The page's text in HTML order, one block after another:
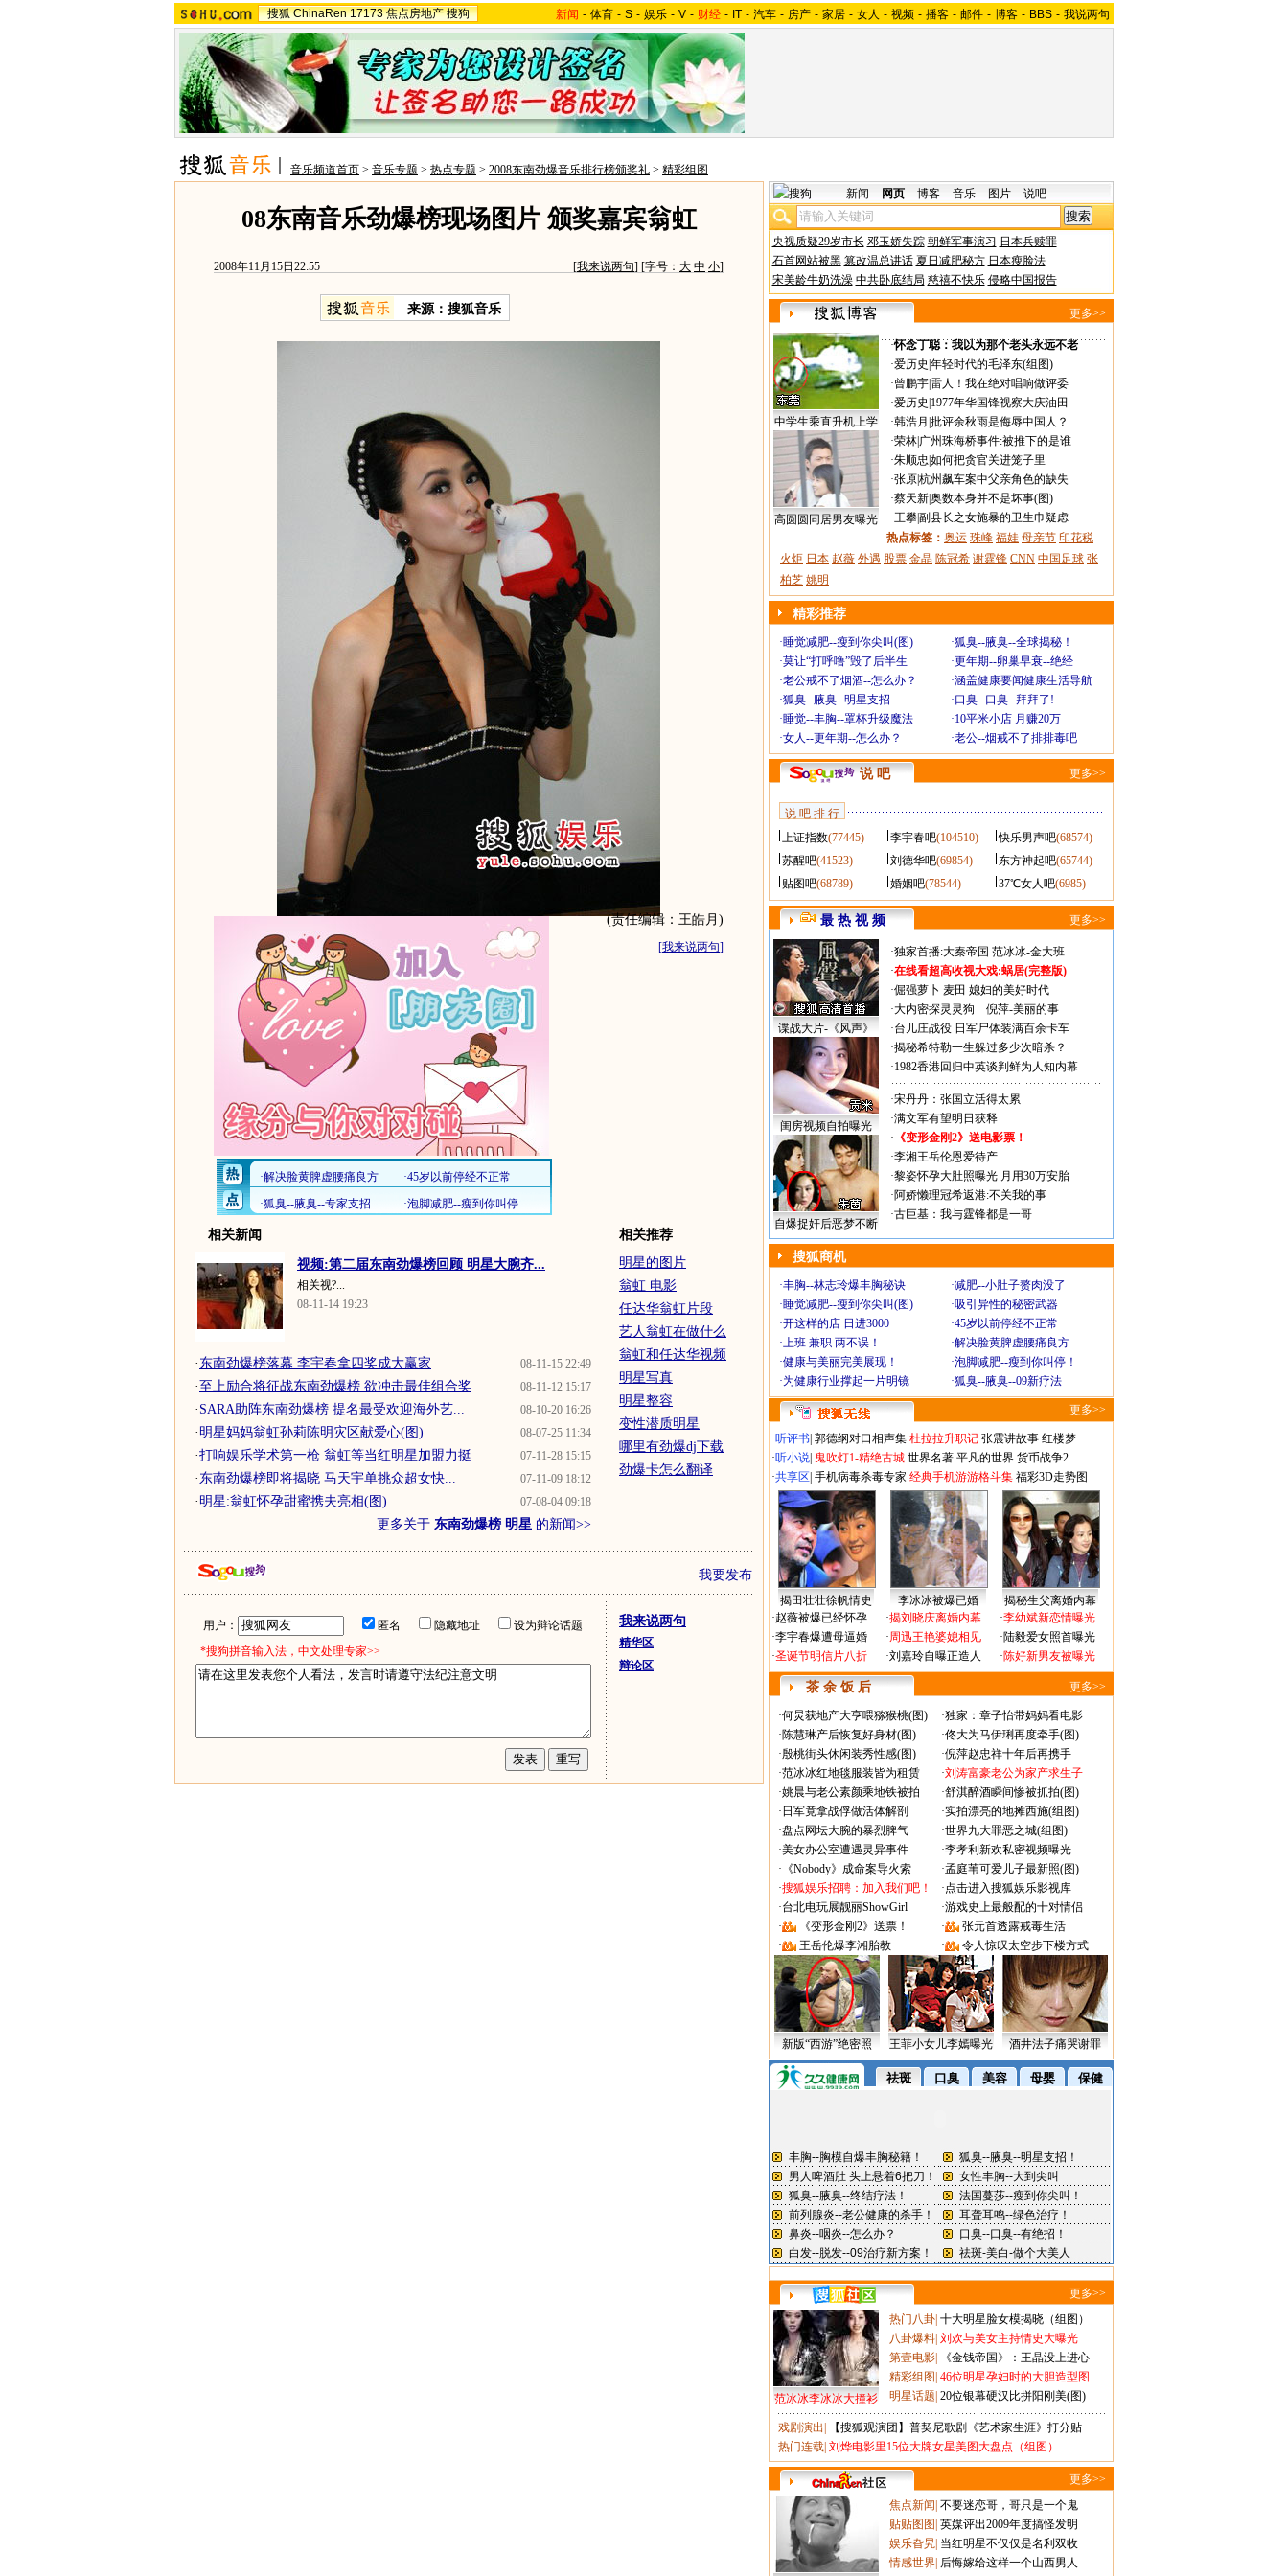
搜狐 ChinaRen 17173 焦点房地产 搜狗 新闻 - 体育 - S - 娱乐 - V - 财经 - IT - 汽车 - 房产 - 家居 - 女人 - 视频 - 播客 - 邮件 - 博客 - BBS - 我说两句
音乐频道首页 > 音乐专题 > 热点专题 > 2008东南劲爆音乐排行榜颁奖礼 > 精彩组图
08东南音乐劲爆榜现场图片 颁奖嘉宾翁虹
2008年11月15日22:55 [我来说两句] [字号： 大 中 小]
来源：搜狐音乐
(责任编辑：王皓月)
[我来说两句]
相关新闻
视频:第二届东南劲爆榜回顾 明星大腕齐...
相关视?...
08-11-14 19:23
08-11-15 22:49
· 东南劲爆榜落幕 李宇春拿四奖成大赢家
08-11-12 15:17
· 至上励合将征战东南劲爆榜 欲冲击最佳组合奖
08-10-20 16:26
· SARA助阵东南劲爆榜 提名最受欢迎海外艺...
08-07-25 11:34
· 明星妈妈翁虹孙莉陈明灾区献爱心(图)
07-11-28 15:15
·打响娱乐学术第一枪 翁虹等当红明星加盟力挺
07-11-09 18:12
· 东南劲爆榜即将揭晓 马天宇单挑众超女快...
07-08-04 09:18
· 明星:翁虹怀孕甜蜜携夫亮相(图)
更多关于 东南劲爆榜 明星 的新闻>>
相关推荐
明星的图片
翁虹 电影
任达华翁虹片段
艺人翁虹在做什么
翁虹和任达华视频
明星写真
明星整容
变性潜质明星
哪里有劲爆dj下载
劲爆卡怎么翻译
我要发布
用户： 匿名 隐藏地址
设为辩论话题
*搜狗拼音输入法，中文处理专家>>
我来说两句
精华区
辩论区
新闻 网页 博客 音乐 图片 说吧
央视质疑29岁市长 邓玉娇失踪 朝鲜军事演习 日本兵赎罪
石首网站被黑 篡改温总讲话 夏日减肥秘方 日本瘦脸法
宋美龄牛奶洗澡 中共卧底结局 慈禧不快乐 侵略中国报告
更多>>
中学生乘直升机上学
高圆圆同居男友曝光
·怀念丁聪：我以为那个老头永远不老
·爱历史 年轻时代的毛泽东(组图)
·曾鹏宇|雷人！我在绝对唱响做评委
·爱历史 1977年华国锋视察大庆油田
·韩浩月 批评余秋雨是侮辱中国人？
·荣林| 广州珠海桥事件:被推下的是谁
·朱顺忠 如何把贪官关进笼子里
·张原|杭州飙车案中父亲角色的缺失
·蔡天新|奥数本身并不是坏事(图)
·王攀|副县长之女施暴的卫生巾疑虑
热点标签： 奥运 珠峰 福娃 母亲节 印花税
火炬 日本 赵薇 外遇 股票 金晶 陈冠希 谢霆锋 CNN 中国足球 张
柏芝 姚明
精彩推荐
·睡觉减肥--瘦到你尖叫(图) ·狐臭--腋臭--全球揭秘！
·莫让“打呼噜”毁了后半生 ·更年期--卵巢早衰--绝经
·老公戒不了烟酒--怎么办？ ·涵盖健康要闻健康生活导航
·狐臭--腋臭--明星支招 ·口臭--口臭--拜拜了!
·睡觉--丰胸--罩杯升级魔法 ·10平米小店 月赚20万
·女人--更年期--怎么办？ ·老公--烟戒不了排排毒吧
说 吧 更多>>
说 吧 排 行
上证指数(77445) 李宇春吧(104510) 快乐男声吧(68574)
苏醒吧(41523) 刘德华吧(69854) 东方神起吧(65744)
贴图吧(68789) 婚姻吧(78544) 37℃女人吧(6985)
最 热 视 频 更多>>
谍战大片-《风声》
闺房视频自拍曝光
自爆捉奸后恶梦不断
·独家首播:大秦帝国 范冰冰-金大班
·在线看超高收视大戏:蜗居(完整版)
·倔强萝卜 麦田 媳妇的美好时代
·大内密探灵灵狗
倪萍-美丽的事
·台儿庄战役 日军尸体装满百余卡车
·揭秘希特勒一生躲过多少次暗杀？
·1982香港回归中英谈判鲜为人知内幕
·宋丹丹：张国立活得太累
·满文军有望明日获释
· 《变形金刚2》送电影票！
·李湘王岳伦恩爱待产
·黎姿怀孕大肚照曝光 月用30万安胎
·阿娇懒理冠希返港:不关我的事
·古巨基：我与霆锋都是一哥
搜狐商机
·丰胸--林志玲爆丰胸秘诀 ·减肥--小肚子赘肉没了
·睡觉减肥--瘦到你尖叫(图) ·吸引异性的秘密武器
·开这样的店 日进3000 ·45岁以前停经不正常
·上班 兼职 两不误！ ·解决脸黄脾虚腰痛良方
·健康与美丽完美展现！ ·泡脚减肥--瘦到你叫停！
·为健康行业撑起一片明镜 ·狐臭--腋臭--09新疗法
更多>>
·听评书 郭德纲对口相声集 杜拉拉升职记 张震讲故事 红楼梦
·听小说 鬼吹灯1-精绝古城 世界名著 平凡的世界 货币战争2
·共享区 手机病毒杀毒专家 经典手机游游格斗集 福彩3D走势图
揭田壮壮徐帆情史 李冰冰被爆已婚
揭秘生父离婚内幕
·赵薇被爆已经怀孕
·李宇春爆遭母逼婚
·圣诞节明信片八折
·揭刘晓庆离婚内幕
·周迅王艳婆媳相见
·刘嘉玲自曝正造人
·李幼斌新恋情曝光
·陆毅爱女照首曝光
·陈好新男友被曝光
茶 余 饭 后 更多>>
·何炅获地产大亨喂猕猴桃(图) ·独家：章子怡带妈妈看电影
·陈慧琳产后恢复好身材(图) ·佟大为马伊琍再度牵手(图)
·殷桃街头休闲装秀性感(图) ·倪萍赵忠祥十年后再携手
·范冰冰红地毯服装皆为租赁 ·刘涛富豪老公为家产求生子
·姚晨与老公素颜乘地铁被拍 ·舒淇醉酒瞬间惨被抓拍(图)
· 日军竟拿战俘做活体解剖 ·实拍漂亮的地摊西施(组图)
·盘点网坛大腕的暴烈脾气 ·世界九大罪恶之城(组图)
·美女办公室遭遇灵异事件 ·李孝利新欢私密视频曝光
· 《Nobody》成命案导火索 ·孟庭苇可爱儿子最新照(图)
·搜狐娱乐招聘：加入我们吧！ ·点击进入搜狐娱乐影视库
·台北电玩展靓丽ShowGirl ·游戏史上最般配的十对情侣
·
《变形金刚2》送票！ ·
张元首透露戒毒生活
·
王岳伦爆李湘胎教 · 令人惊叹太空步下楼方式
新版“西游”绝密照 王菲小女儿李嫣曝光 酒井法子痛哭谢罪
更多>>
范冰冰李冰冰大撞衫
热门八卦 十大明星脸女模揭晓（组图）
八卦爆料 刘欢与美女主持情史大曝光
第壹电影
《金钱帝国》：王晶没上进心
精彩组图 46位明星孕妇时的大胆造型图
明星话题 20位银幕硬汉比拼阳刚美(图)
戏剧演出
【搜狐观演团】普契尼歌剧《艺术家生涯》打分贴
热门连载 刘烨电影里15位大牌女星美图大盘点（组图）
更多>>
焦点新闻 不要迷恋哥，哥只是一个鬼
贴贴图图 英媒评出2009年度搞怪发明
娱乐旮旯 当红明星不仅仅是名利双收
情感世界 后悔嫁给这样一个山西男人